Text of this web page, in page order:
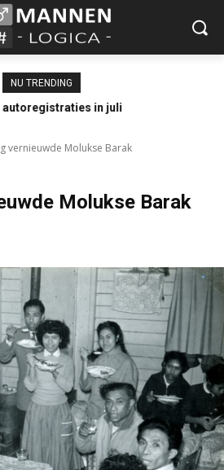
NU TRENDING
autoregistraties in juli
vernieuwde Molukse Barak
Molukse Barak